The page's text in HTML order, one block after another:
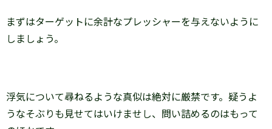
まずはターゲットに余計なプレッシャーを与えないように
しましょう。
浮気について尋ねるような真似は絶対に厳禁です。疑うよ
うなそぶりも見せてはいけませし、問い詰めるのはもって